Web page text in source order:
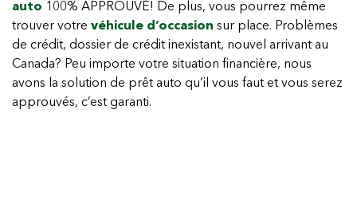
auto 100% APPROUVÉ! De plus, vous pourrez même
trouver votre véhicule d’occasion sur place. Problèmes
de crédit, dossier de crédit inexistant, nouvel arrivant au
Canada? Peu importe votre situation financière, nous
avons la solution de prêt auto qu’il vous faut et vous serez
approuvés, c’est garanti.